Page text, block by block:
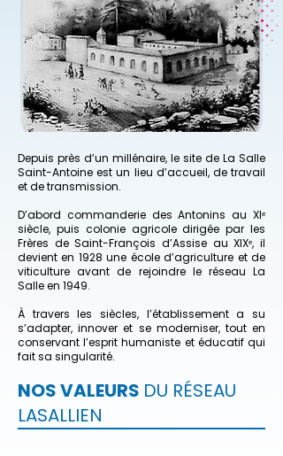
Depuis près d’un millénaire, le site de La Salle
Saint-Antoine est un lieu d’accueil, de travail
et de transmission.
D’abord commanderie des Antonins au XIᵉ
siècle, puis colonie agricole dirigée par les
Frères de Saint-François d’Assise au XIXᵉ, il
devient en 1928 une école d’agriculture et de
viticulture avant de rejoindre le réseau La
Salle en 1949.
À travers les siècles, l’établissement a su
s’adapter, innover et se moderniser, tout en
conservant l’esprit humaniste et éducatif qui
fait sa singularité.
NOS VALEURS DU RÉSEAU
LASALLIEN